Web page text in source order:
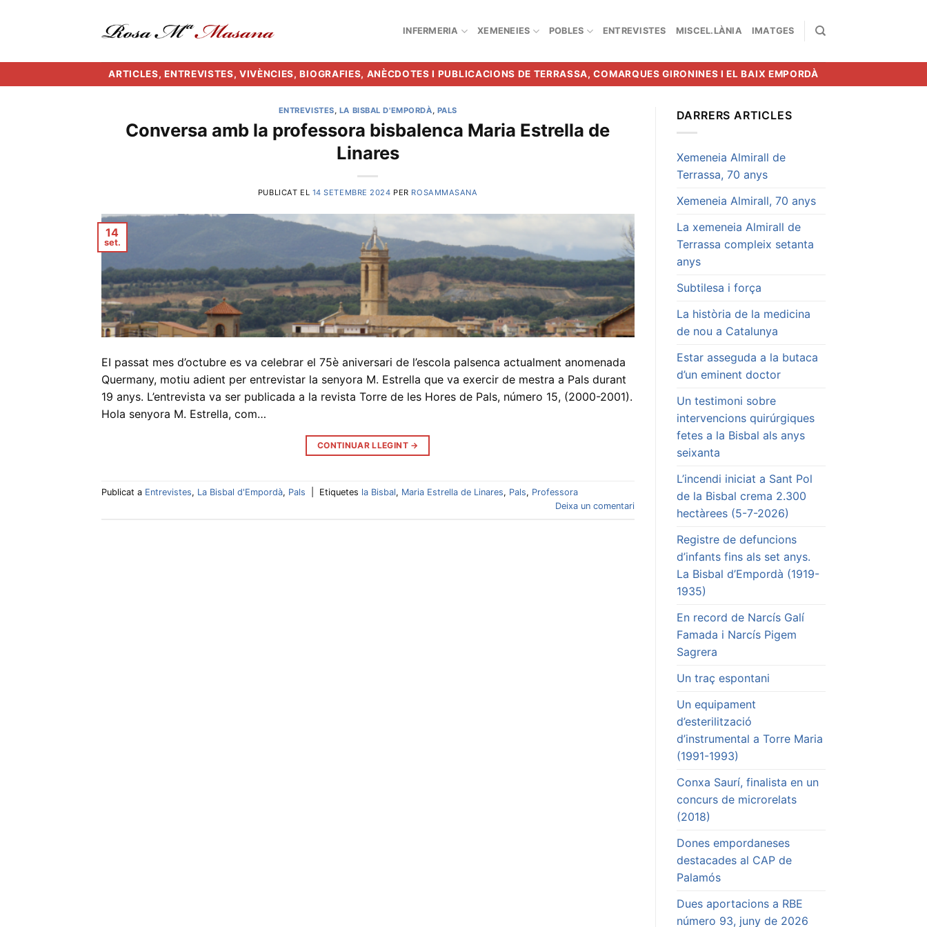
INFERMERIA XEMENEIES POBLES ENTREVISTES MISCEL.LÀNIA IMATGES
ARTICLES, ENTREVISTES, VIVÈNCIES, BIOGRAFIES, ANÈCDOTES I PUBLICACIONS DE TERRASSA, COMARQUES GIRONINES I EL BAIX EMPORDÀ
ENTREVISTES, LA BISBAL D'EMPORDÀ, PALS
Conversa amb la professora bisbalenca Maria Estrella de
Linares
PUBLICAT EL 14 SETEMBRE 2024 PER ROSAMMASANA
14
set.
EI passat mes d’octubre es va celebrar el 75è aniversari de l’escola palsenca actualment anomenada
Quermany, motiu adient per entrevistar la senyora M. Estrella que va exercir de mestra a Pals durant
19 anys. L’entrevista va ser publicada a la revista Torre de les Hores de Pals, número 15, (2000-2001).
Hola senyora M. Estrella, com…
CONTINUAR LLEGINT →
Publicat a Entrevistes, La Bisbal d'Empordà, Pals Etiquetes la Bisbal, Maria Estrella de Linares, Pals, Professora
Deixa un comentari
DARRERS ARTICLES
Xemeneia Almirall de
Terrassa, 70 anys
Xemeneia Almirall, 70 anys
La xemeneia Almirall de
Terrassa compleix setanta
anys
Subtilesa i força
La història de la medicina
de nou a Catalunya
Estar asseguda a la butaca
d’un eminent doctor
Un testimoni sobre
intervencions quirúrgiques
fetes a la Bisbal als anys
seixanta
L’incendi iniciat a Sant Pol
de la Bisbal crema 2.300
hectàrees (5-7-2026)
Registre de defuncions
d’infants fins als set anys.
La Bisbal d’Empordà (1919-
1935)
En record de Narcís Galí
Famada i Narcís Pigem
Sagrera
Un traç espontani
Un equipament
d’esterilització
d’instrumental a Torre Maria
(1991-1993)
Conxa Saurí, finalista en un
concurs de microrelats
(2018)
Dones empordaneses
destacades al CAP de
Palamós
Dues aportacions a RBE
número 93, juny de 2026